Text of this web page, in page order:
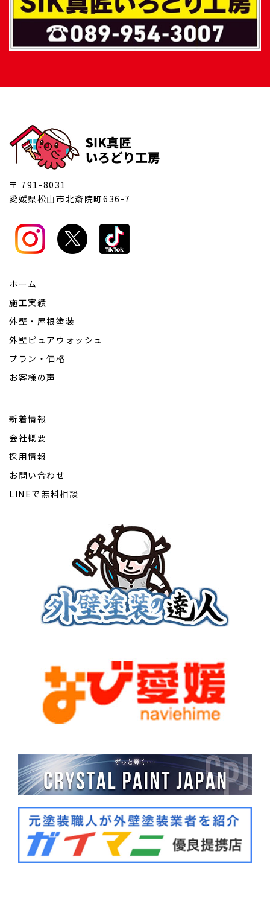
〒 791-8031
愛媛県松山市北斎院町636-7
ホーム
施工実績
外壁・屋根塗装
外壁ピュアウォッシュ
プラン・価格
お客様の声
新着情報
会社概要
採用情報
お問い合わせ
LINEで無料相談